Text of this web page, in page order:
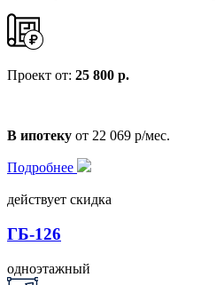
Проект от: 25 800 р.
В ипотеку от 22 069 р/мес.
Подробнее
действует скидка
ГБ-126
одноэтажный